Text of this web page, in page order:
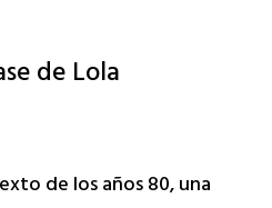
de Lola
de los años 80, una